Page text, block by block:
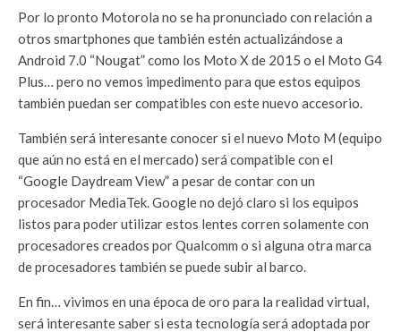
Por lo pronto Motorola no se ha pronunciado con relación a
otros smartphones que también estén actualizándose a
Android 7.0 “Nougat” como los Moto X de 2015 o el Moto G4
Plus… pero no vemos impedimento para que estos equipos
también puedan ser compatibles con este nuevo accesorio.
También será interesante conocer si el nuevo Moto M (equipo
que aún no está en el mercado) será compatible con el
“Google Daydream View” a pesar de contar con un
procesador MediaTek. Google no dejó claro si los equipos
listos para poder utilizar estos lentes corren solamente con
procesadores creados por Qualcomm o si alguna otra marca
de procesadores también se puede subir al barco.
En fin… vivimos en una época de oro para la realidad virtual,
será interesante saber si esta tecnología será adoptada por